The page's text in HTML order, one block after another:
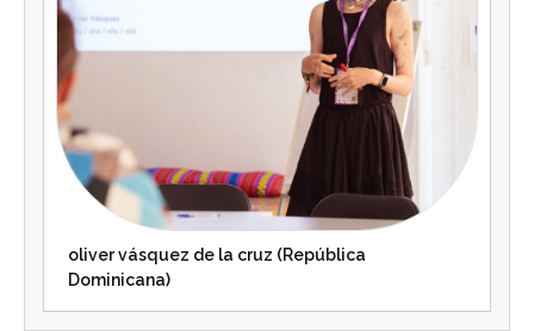
oliver vásquez de la cruz (República
Dominicana)